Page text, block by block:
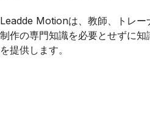
Leadde Motionは、教師、トレー
制作の専門知識を必要とせずに
を提供します。